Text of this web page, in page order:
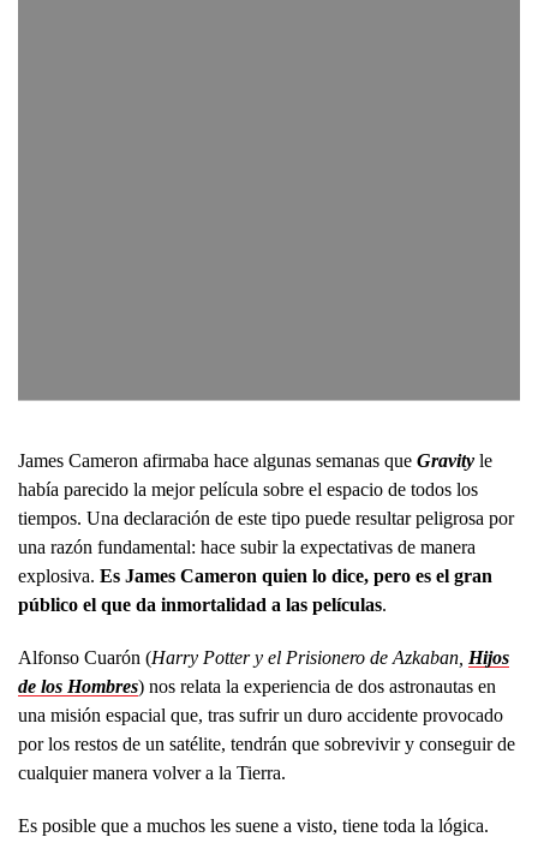
James Cameron afirmaba hace algunas semanas que Gravity le
había parecido la mejor película sobre el espacio de todos los
tiempos. Una declaración de este tipo puede resultar peligrosa por
una razón fundamental: hace subir la expectativas de manera
explosiva. Es James Cameron quien lo dice, pero es el gran
público el que da inmortalidad a las películas.
Alfonso Cuarón (Harry Potter y el Prisionero de Azkaban, Hijos
de los Hombres) nos relata la experiencia de dos astronautas en
una misión espacial que, tras sufrir un duro accidente provocado
por los restos de un satélite, tendrán que sobrevivir y conseguir de
cualquier manera volver a la Tierra.
Es posible que a muchos les suene a visto, tiene toda la lógica.